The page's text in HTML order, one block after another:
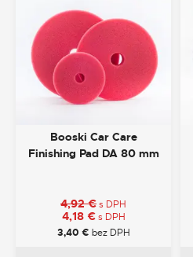
Booski Car Care
Finishing Pad DA 80 mm
4,92€s DPH
4,18 € s DPH
3,40 € bez DPH